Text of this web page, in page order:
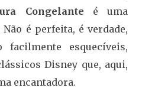
Congelante é uma
é perfeita, é verdade,
esquecíveis,
Disney que, aqui,
encantadora.